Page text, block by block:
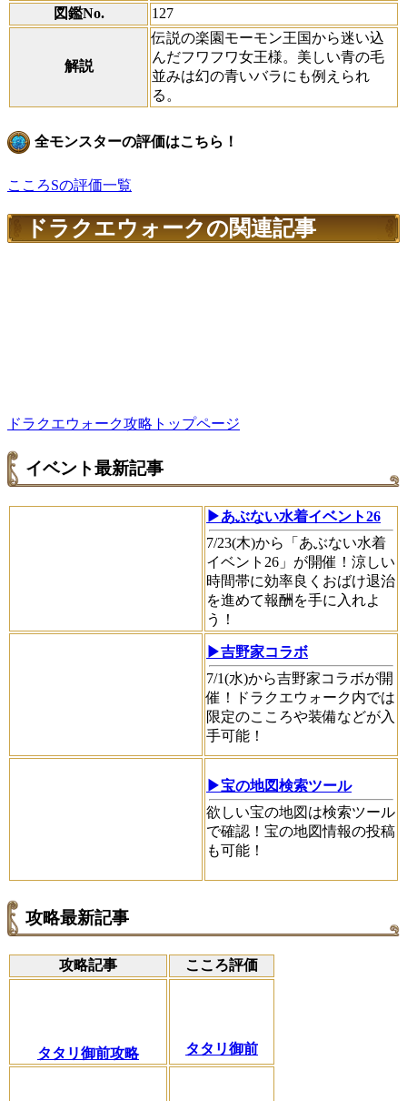
図鑑No.
127
解説
伝説の楽園モーモン王国から迷い込
んだフワフワ女王様。美しい青の毛
並みは幻の青いバラにも例えられ
る。
全モンスターの評価はこちら！
こころSの評価一覧
ドラクエウォークの関連記事
ドラクエウォーク攻略トップページ
イベント最新記事
▶あぶない水着イベント26
7/23(木)から「あぶない水着
イベント26」が開催！涼しい
時間帯に効率良くおばけ退治
を進めて報酬を手に入れよ
う！
▶吉野家コラボ
7/1(水)から吉野家コラボが開
催！ドラクエウォーク内では
限定のこころや装備などが入
手可能！
▶宝の地図検索ツール
欲しい宝の地図は検索ツール
で確認！宝の地図情報の投稿
も可能！
攻略最新記事
攻略記事 こころ評価
タタリ御前攻略 タタリ御前